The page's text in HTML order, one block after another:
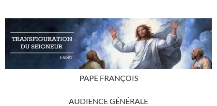
PAPE FRANÇOIS
AUDIENCE GÉNÉRALE